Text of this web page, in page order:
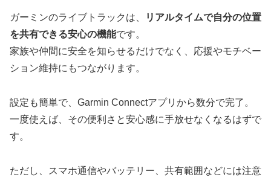
ガーミンのライブトラックは、
リアルタイムで自分の位置
を共有できる安心の機能です。
家族や仲間に安全を知らせるだけでなく、応援やモチベー
ション維持にもつながります。
設定も簡単で、Garmin Connectアプリから数分で完了。
一度使えば、その便利さと安心感に手放せなくなるはずで
す。
ただし、スマホ通信やバッテリー、共有範囲などには注意